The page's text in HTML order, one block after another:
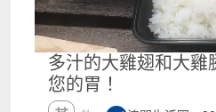
票rdquo;，連本金亦無法退
支付公司220萬元本金，當中
但取了5個的利息後，其餘的
據悉，案中有70多名受害人
萬元不等，存入本金款項超過
支票、本票、彙票統稱為票據
刀，該名大學生就按照要求去
錢買卡後，將點數卡序列號和
其後分別收到2名自稱是該名
來電，以不同借口要求事主
保證金rdquo;。 大學生便繼續
購買價值45,500元的點數卡後
多汁的大雞翅和大雞
您的胃！